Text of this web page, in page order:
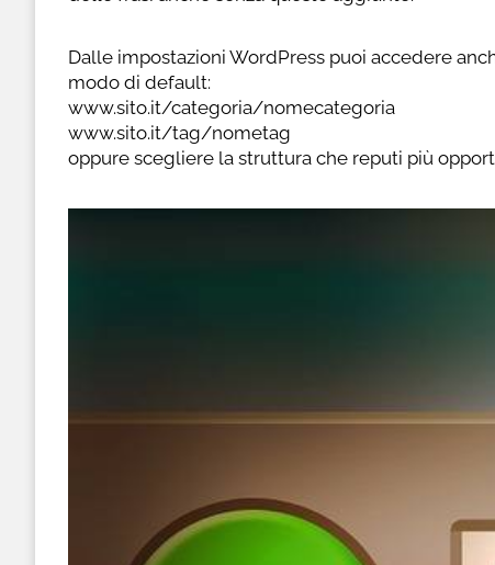
Dalle impostazioni WordPress puoi accedere
modo di default:
www.sito.it/categoria/nomecategoria
www.sito.it/tag/nometag
oppure scegliere la struttura che reputi più